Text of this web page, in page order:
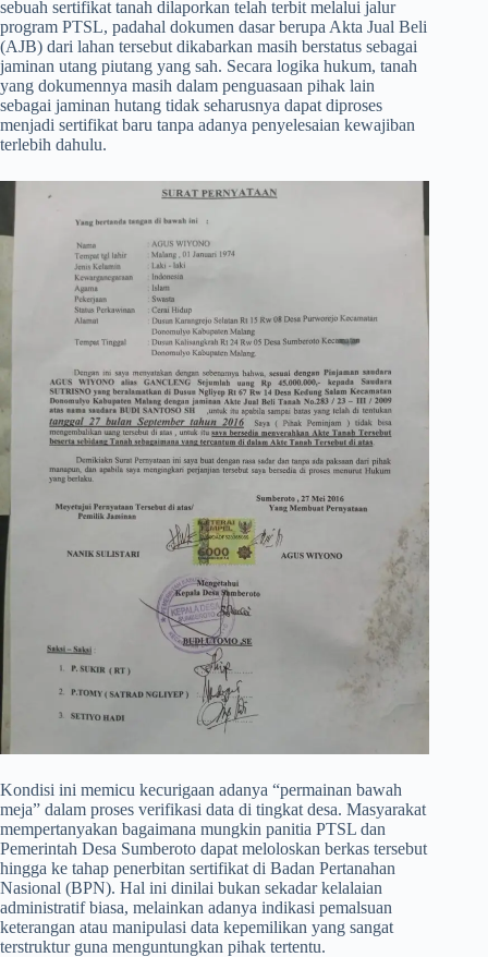
sebuah sertifikat tanah dilaporkan telah terbit melalui jalur
program PTSL, padahal dokumen dasar berupa Akta Jual Beli
(AJB) dari lahan tersebut dikabarkan masih berstatus sebagai
jaminan utang piutang yang sah. Secara logika hukum, tanah
yang dokumennya masih dalam penguasaan pihak lain
sebagai jaminan hutang tidak seharusnya dapat diproses
menjadi sertifikat baru tanpa adanya penyelesaian kewajiban
terlebih dahulu.
​Kondisi ini memicu kecurigaan adanya “permainan bawah
meja” dalam proses verifikasi data di tingkat desa. Masyarakat
mempertanyakan bagaimana mungkin panitia PTSL dan
Pemerintah Desa Sumberoto dapat meloloskan berkas tersebut
hingga ke tahap penerbitan sertifikat di Badan Pertanahan
Nasional (BPN). Hal ini dinilai bukan sekadar kelalaian
administratif biasa, melainkan adanya indikasi pemalsuan
keterangan atau manipulasi data kepemilikan yang sangat
terstruktur guna menguntungkan pihak tertentu.